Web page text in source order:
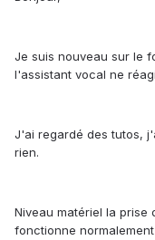
Je suis nouveau sur le
l'assistant vocal ne
J'ai regardé des tutos,
rien.
Niveau matériel la prise
fonctionne